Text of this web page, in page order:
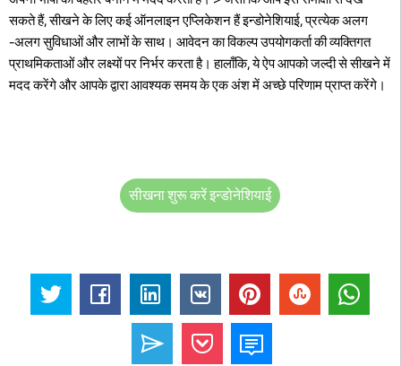
सकते हैं, सीखने के लिए कई ऑनलाइन एप्लिकेशन हैं इन्डोनेशियाई, प्रत्येक अलग
-अलग सुविधाओं और लाभों के साथ। आवेदन का विकल्प उपयोगकर्ता की व्यक्तिगत
प्राथमिकताओं और लक्ष्यों पर निर्भर करता है। हालाँकि, ये ऐप आपको जल्दी से सीखने में
मदद करेंगे और आपके द्वारा आवश्यक समय के एक अंश में अच्छे परिणाम प्राप्त करेंगे।
सीखना शुरू करें इन्डोनेशियाई